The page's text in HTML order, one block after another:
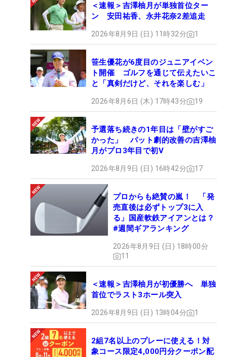
＜速報＞吉澤柚月が単独首位ター
ン 安田祐香、永井花奈2差追走
2026年8月9日 (日) 11時32分 1
笹生優花が6度目のジュニアイベン
ト開催 ゴルフを通じて伝えたいこ
と「真剣だけど、それを楽しむ」
2026年8月6日 (木) 17時43分 19
予選落ち続きの1年目は「壁がすご
かった」 パット劇的改善の吉澤柚
月がプロ3年目で初V
2026年8月9日 (日) 16時42分 17
プロからも絶賛の嵐！ 「発
売直後は必ずトップ3に入
る」国産軟鉄アイアンとは？
#週間ギアランキング
2026年8月9日 (日) 18時00分
11
＜速報＞吉澤柚月が初優勝へ 単独
首位でラスト3ホール突入
2026年8月9日 (日) 13時04分 1
2組7名以上のプレーに使える！対
象コース限定4,000円分クーポン配